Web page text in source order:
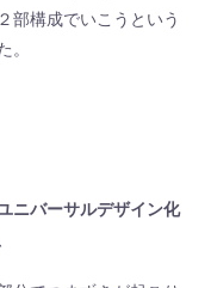
部構成でいこうという
。
ニバーサルデザイン化